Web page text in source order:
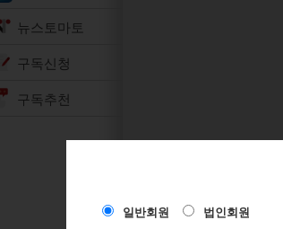
뉴스토마토
구독신청
구독추천